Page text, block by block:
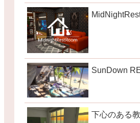
SunDown
下心のある